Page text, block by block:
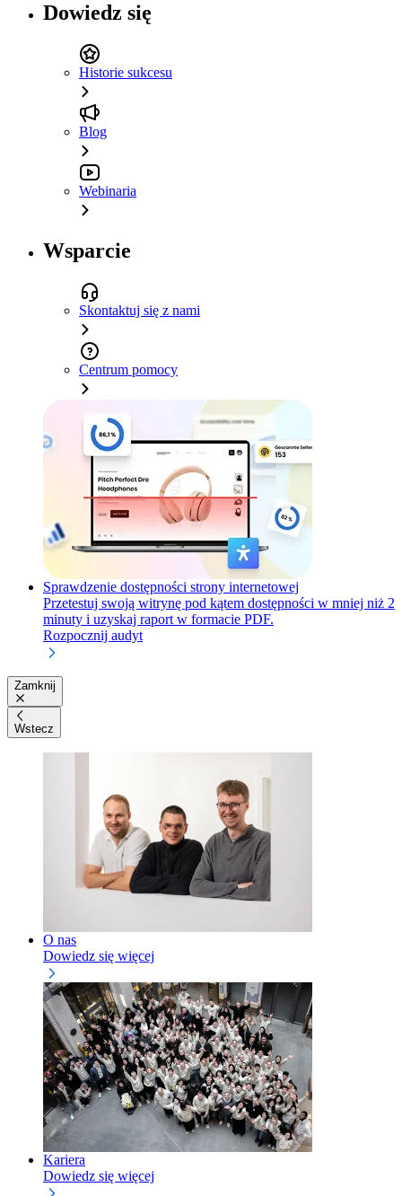
Dowiedz się
Historie sukcesu
Blog
Webinaria
Wsparcie
Skontaktuj się z nami
Centrum pomocy
Sprawdzenie dostępności strony internetowej
Przetestuj swoją witrynę pod kątem dostępności w mniej niż 2
minuty i uzyskaj raport w formacie PDF.
Rozpocznij audyt
Zamknij
Wstecz
O nas
Dowiedz się więcej
Kariera
Dowiedz się więcej